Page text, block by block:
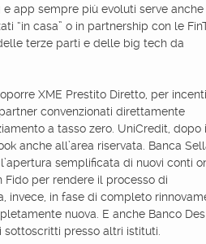
app sempre più evoluti serve
“in casa” o in partnership con le
terze parti e delle big tech da
XME Prestito Diretto, per
convenzionati direttamente
a tasso zero. UniCredit, dopo
anche all’area riservata. Banca
semplificata di nuovi conti
Fido per rendere il processo di
invece, in fase di completo
nuova. E anche Banco
presso altri istituti.